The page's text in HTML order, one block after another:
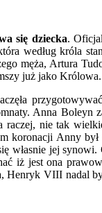
się dziecka.
według króla
męża, Artura
już jako Królowa.
Anna Boleyn
nie tak
Anny
jej
iż jest ona
Henryk VIII nadal